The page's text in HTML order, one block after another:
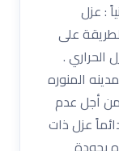
: عزل
على
الحراري .
المنوره
من أجل عدم
آخرى . 2- نختار دائماً عزل ذات